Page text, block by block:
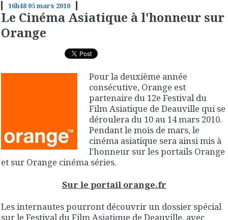
16h48 05mars 2010
Le Cinéma Asiatique à l'honneur sur
Orange
Pour la deuxième année
consécutive, Orange est
partenaire du 12e Festival du
Film Asiatique de Deauville qui se
déroulera du 10 au 14 mars 2010.
Pendant le mois de mars, le
cinéma asiatique sera ainsi mis à
l'honneur sur les portails Orange
et sur Orange cinéma séries.
Sur le portail orange.fr
Les internautes pourront découvrir un dossier spécial
sur le Festival du Film Asiatique de Deauville, avec